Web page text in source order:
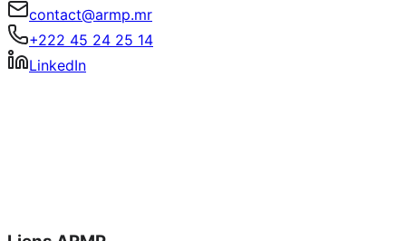
contact@armp.mr
+222 45 24 25 14
LinkedIn